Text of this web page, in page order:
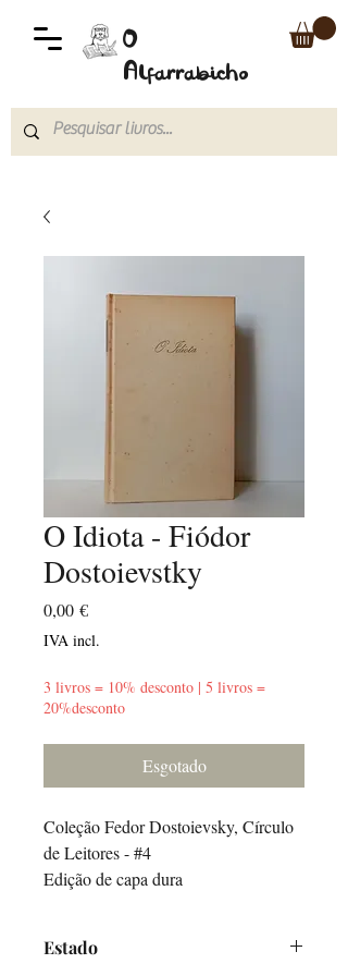
O
Alfarrabicho
O Idiota - Fiódor
Dostoievstky
0,00 €Preço
IVA incl.
3 livros = 10% desconto | 5 livros =
20%desconto
Esgotado
Coleção Fedor Dostoievsky, Círculo
de Leitores - #4
Edição de capa dura
Estado